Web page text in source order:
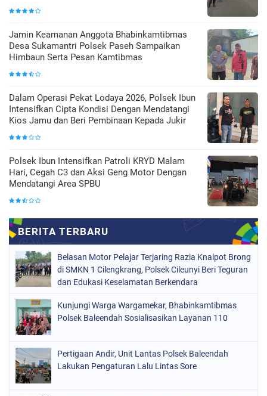
Jamin Keamanan Anggota Bhabinkamtibmas
Desa Sukamantri Polsek Paseh Sampaikan
Himbaun Serta Pesan Kamtibmas
Dalam Operasi Pekat Lodaya 2026, Polsek Ibun
Intensifkan Cipta Kondisi Dengan Mendatangi
Kios Jamu dan Beri Pembinaan Kepada Jukir
Polsek Ibun Intensifkan Patroli KRYD Malam
Hari, Cegah C3 dan Aksi Geng Motor Dengan
Mendatangi Area SPBU
Belasan Motor Pelajar Terjaring Razia Knalpot Brong
di SMKN 1 Cilengkrang, Polsek Cileunyi Beri Teguran
dan Edukasi Keselamatan Berkendara
Kunjungi Warga Wargamekar, Bhabinkamtibmas
Polsek Baleendah Sosialisasikan Layanan 110
Pertigaan Andir, Unit Lantas Polsek Baleendah
Lakukan Pengaturan Lalu Lintas Sore